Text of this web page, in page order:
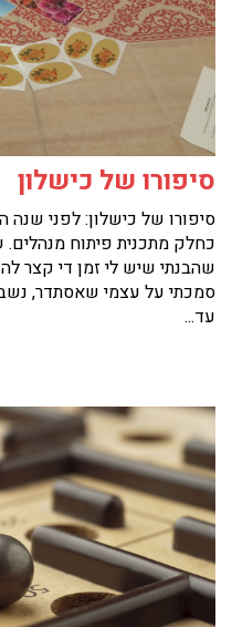
סיפורו של כישלון
סיפורו של כישלון: לפני שנה
כחלק מתכנית פיתוח מנהלים.
שהבנתי שיש לי זמן די קצר
סמכתי על עצמי שאסתדר, נשב
עד...